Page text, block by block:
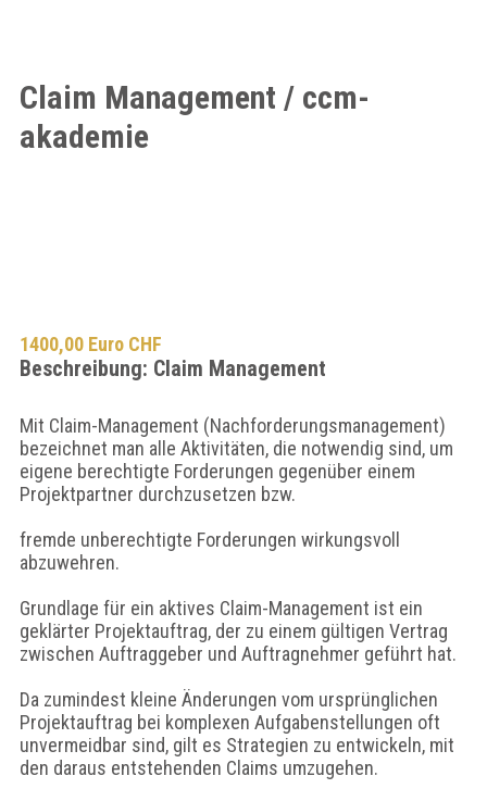
Claim Management / ccm-
akademie
1400,00 Euro CHF
Beschreibung: Claim Management
Mit Claim-Management (Nachforderungsmanagement)
bezeichnet man alle Aktivitäten, die notwendig sind, um
eigene berechtigte Forderungen gegenüber einem
Projektpartner durchzusetzen bzw.
fremde unberechtigte Forderungen wirkungsvoll
abzuwehren.
Grundlage für ein aktives Claim-Management ist ein
geklärter Projektauftrag, der zu einem gültigen Vertrag
zwischen Auftraggeber und Auftragnehmer geführt hat.
Da zumindest kleine Änderungen vom ursprünglichen
Projektauftrag bei komplexen Aufgabenstellungen oft
unvermeidbar sind, gilt es Strategien zu entwickeln, mit
den daraus entstehenden Claims umzugehen.